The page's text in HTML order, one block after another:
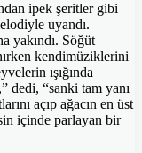
ipek şeritler gibi
uyandı.
yakındı. Söğüt
kendimüziklerini
ışığında
dedi, “sanki tam yanı
açıp ağacın en üst
içinde parlayan bir